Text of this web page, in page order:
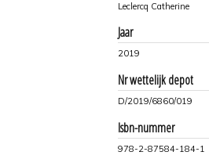
Leclercq Catherine
Jaar
2019
Nr wettelijk depot
D/2019/6860/019
Isbn-nummer
978-2-87584-184-1